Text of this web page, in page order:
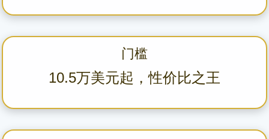
门槛
10.5万美元起，性价比之王